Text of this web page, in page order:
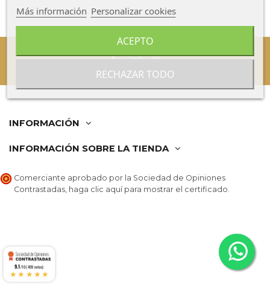
INFORMACIÓN
INFORMACIÓN SOBRE LA TIENDA
Más información Personalizar cookies
RECHAZAR TODO
ACEPTO
Comerciante aprobado por la Sociedad de Opiniones
Contrastadas, haga clic aquí para mostrar el certificado.
9.1/10 (409 notas)
★★★★★